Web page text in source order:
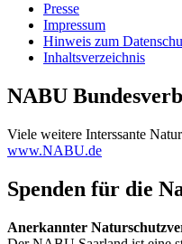
Presse
Impressum
Hinweis zum
Inhaltsverzeichnis
NABU
Viele weitere Interssante
www.NABU.de
Spenden für die
Anerkannter